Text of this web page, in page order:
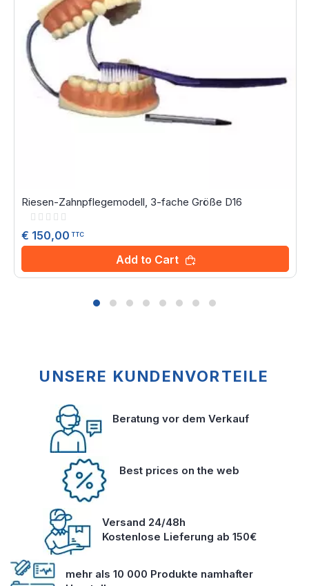
Riesen-Zahnpflegemodell, 3-fache Größe D16
Rating:
€ 150,00 TTC
Add to Cart
UNSERE KUNDENVORTEILE
Beratung vor dem Verkauf
Best prices on the web
Versand 24/48h
Kostenlose Lieferung ab 150€
mehr als 10 000 Produkte namhafter